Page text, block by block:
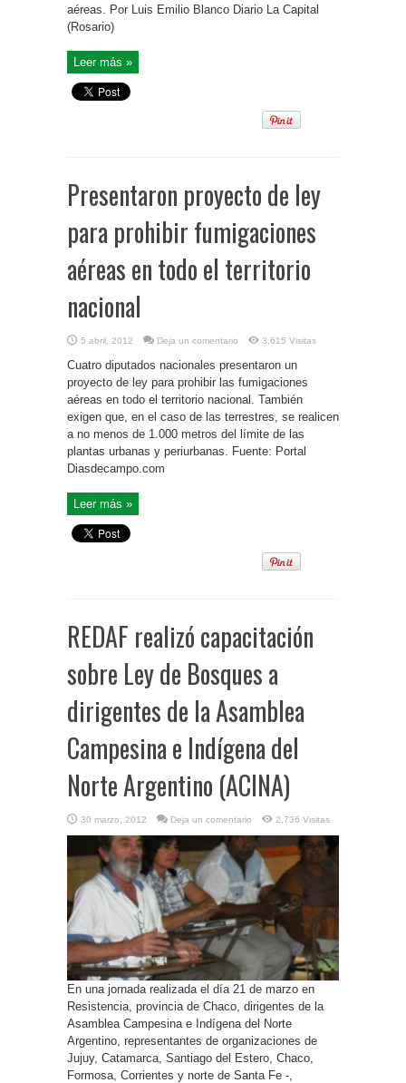
aéreas. Por Luis Emilio Blanco Diario La Capital
(Rosario)
Leer más »
Presentaron proyecto de ley
para prohibir fumigaciones
aéreas en todo el territorio
nacional
5 abril, 2012 Deja un comentario 3,615 Visitas
Cuatro diputados nacionales presentaron un
proyecto de ley para prohibir las fumigaciones
aéreas en todo el territorio nacional. También
exigen que, en el caso de las terrestres, se realicen
a no menos de 1.000 metros del límite de las
plantas urbanas y periurbanas. Fuente: Portal
Diasdecampo.com
Leer más »
REDAF realizó capacitación
sobre Ley de Bosques a
dirigentes de la Asamblea
Campesina e Indígena del
Norte Argentino (ACINA)
30 marzo, 2012 Deja un comentario 2,736 Visitas
En una jornada realizada el día 21 de marzo en
Resistencia, provincia de Chaco, dirigentes de la
Asamblea Campesina e Indígena del Norte
Argentino, representantes de organizaciones de
Jujuy, Catamarca, Santiago del Estero, Chaco,
Formosa, Corrientes y norte de Santa Fe -,